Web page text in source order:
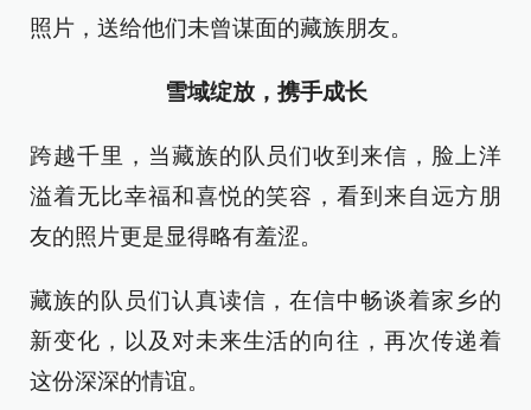
照片，送给他们未曾谋面的藏族朋友。
雪域绽放，携手成长
跨越千里，当藏族的队员们收到来信，脸上洋
溢着无比幸福和喜悦的笑容，看到来自远方朋
友的照片更是显得略有羞涩。
藏族的队员们认真读信，在信中畅谈着家乡的
新变化，以及对未来生活的向往，再次传递着
这份深深的情谊。